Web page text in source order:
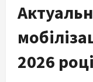
2026 році